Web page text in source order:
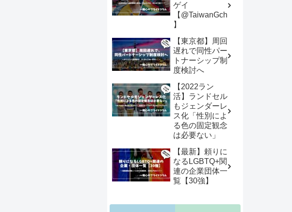
ゲイ
【@TaiwanGch
】
【東京都】周回
遅れで同性パー
トナーシップ制
度検討へ
【2022ラン
活】ランドセル
もジェンダーレ
ス化「性別によ
る色の固定観念
は必要ない」
【最新】頼りに
なるLGBTQ+関
連の企業団体一
覧【30強】